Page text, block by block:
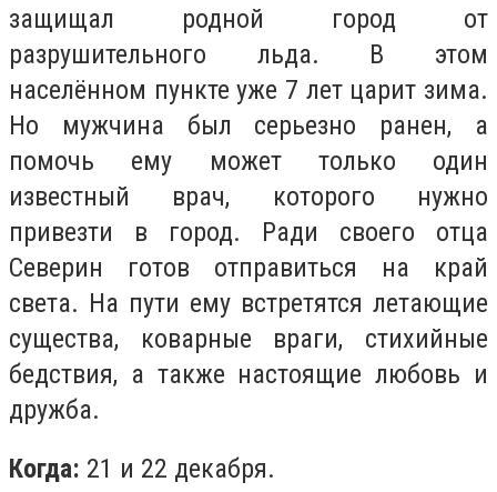
защищал родной город от
разрушительного льда. В этом
населённом пункте уже 7 лет царит зима.
Но мужчина был серьезно ранен, а
помочь ему может только один
известный врач, которого нужно
привезти в город. Ради своего отца
Северин готов отправиться на край
света. На пути ему встретятся летающие
существа, коварные враги, стихийные
бедствия, а также настоящие любовь и
дружба.
Когда: 21 и 22 декабря.